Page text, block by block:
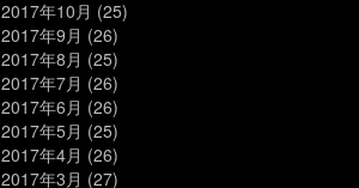
2017年10月 (25)
2017年9月 (26)
2017年8月 (25)
2017年7月 (26)
2017年6月 (26)
2017年5月 (25)
2017年4月 (26)
2017年3月 (27)